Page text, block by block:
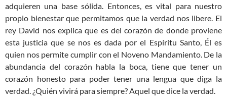
adquieren una base sólida. Entonces, es vital para nuestro
propio bienestar que permitamos que la verdad nos libere. El
rey David nos explica que es del corazón de donde proviene
esta justicia que se nos es dada por el Espíritu Santo, Él es
quien nos permite cumplir con el Noveno Mandamiento. De la
abundancia del corazón habla la boca, tiene que tener un
corazón honesto para poder tener una lengua que diga la
verdad. ¿Quién vivirá para siempre? Aquel que dice la verdad.